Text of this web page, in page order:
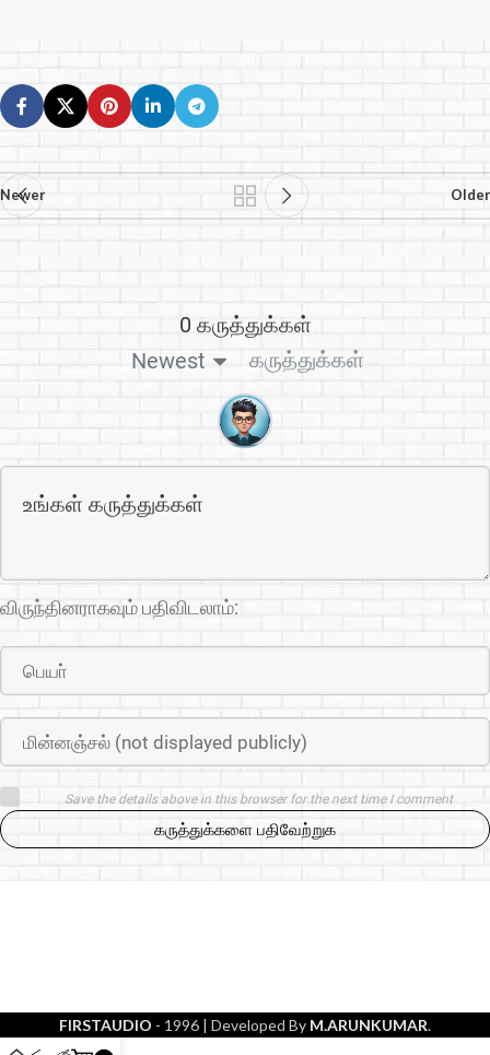
Newer Older
0 கருத்துக்கள்
Newest
கருத்துக்கள்
விருந்தினராகவும் பதிவிடலாம்:
Save the details above in this browser for the next time I comment
கருத்துக்களை பதிவேற்றுக
FIRSTAUDIO - 1996 | Developed By M.ARUNKUMAR.